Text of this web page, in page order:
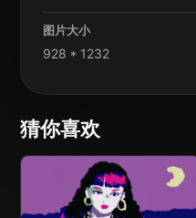
图片大小
928 * 1232
猜你喜欢